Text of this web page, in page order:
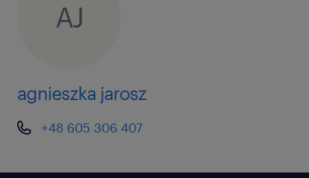
AJ
agnieszka jarosz
+48 605 306 407